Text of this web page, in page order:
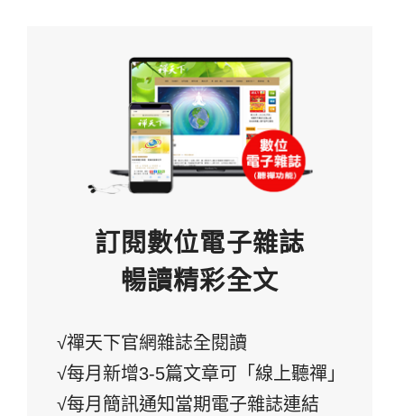
訂閱數位電子雜誌
暢讀精彩全文
√禪天下官網雜誌全閱讀
√每月新增3-5篇文章可「線上聽禪」
√每月簡訊通知當期電子雜誌連結